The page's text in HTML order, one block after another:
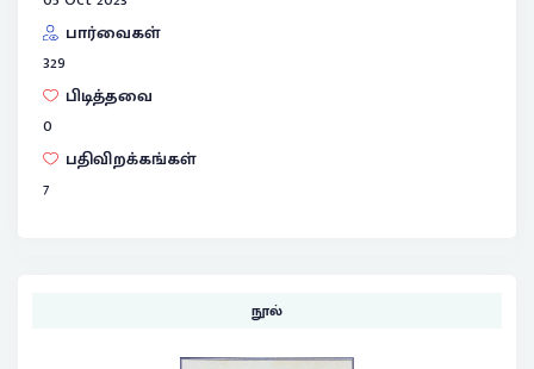
பார்வைகள்
329
பிடித்தவை
0
பதிவிறக்கங்கள்
7
நூல்